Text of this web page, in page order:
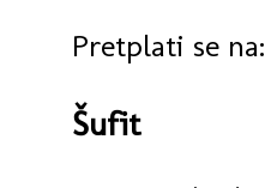
Pretplati se na:
Šufit